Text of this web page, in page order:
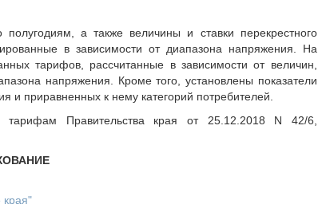
а также величины и ставки перекрестного
в зависимости от диапазона напряжения. На
тарифов, рассчитанные в зависимости от величин,
напряжения. Кроме того, установлены показатели
и приравненных к нему категорий потребителей.
Правительства края от 25.12.2018 N 42/6,
края"